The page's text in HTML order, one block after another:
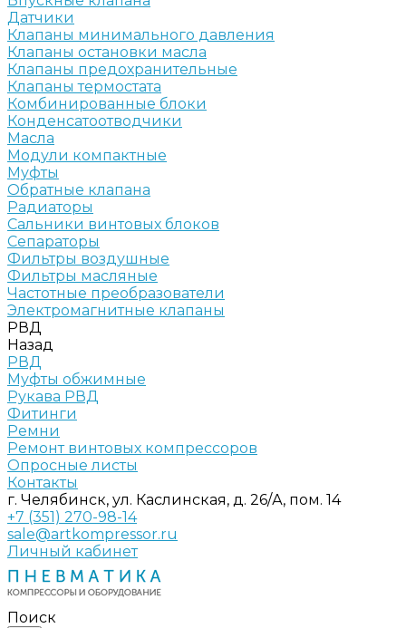
Датчики
Клапаны минимального давления
Клапаны остановки масла
Клапаны предохранительные
Клапаны термостата
Комбинированные блоки
Конденсатоотводчики
Масла
Модули компактные
Муфты
Обратные клапана
Радиаторы
Сальники винтовых блоков
Сепараторы
Фильтры воздушные
Фильтры масляные
Частотные преобразователи
Электромагнитные клапаны
РВД
Назад
РВД
Муфты обжимные
Рукава РВД
Фитинги
Ремни
Ремонт винтовых компрессоров
Опросные листы
Контакты
г. Челябинск, ул. Каслинская, д. 26/А, пом. 14
+7 (351) 270-98-14
sale@artkompressor.ru
Личный кабинет
Поиск